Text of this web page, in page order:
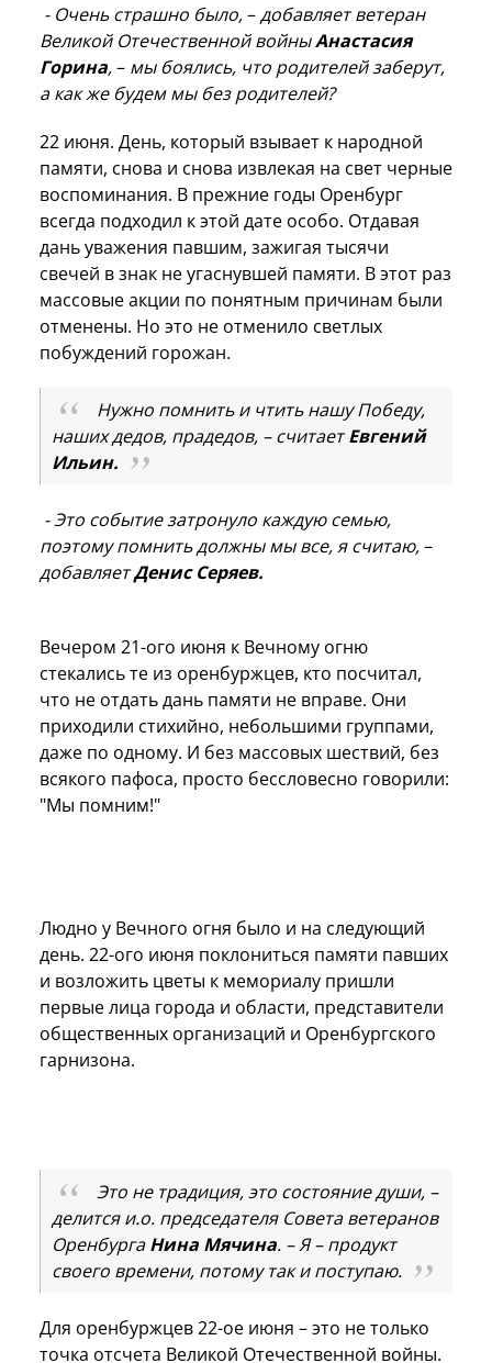
- Очень страшно было,–добавляет ветеран
Великой Отечественной войныАнастасия
Горина,– мы боялись, что родителей заберут,
а как же будем мы без родителей?
22 июня. День, который взывает к народной
памяти, снова и снова извлекая на свет черные
воспоминания. В прежние годы Оренбург
всегда подходил к этой дате особо. Отдавая
дань уважения павшим, зажигая тысячи
свечей в знак не угаснувшей памяти. В этот раз
массовые акции по понятным причинам были
отменены. Но это не отменило светлых
побуждений горожан.
Нужно помнить и чтить нашу Победу,
наших дедов, прадедов, –считаетЕвгений
Ильин.
-Это событие затронуло каждую семью,
поэтому помнить должны мы все, я считаю,–
добавляетДенис Серяев.
Вечером 21-ого июня к Вечному огню
стекались те из оренбуржцев, кто посчитал,
что не отдать дань памяти не вправе. Они
приходили стихийно, небольшими группами,
даже по одному. И без массовых шествий, без
всякого пафоса, просто бессловесно говорили:
"Мы помним!"
Людно у Вечного огня было и на следующий
день. 22-ого июня поклониться памяти павших
и возложить цветы к мемориалу пришли
первые лица города и области, представители
общественных организаций и Оренбургского
гарнизона.
Это не традиция, это состояние души, –
делится и.о. председателя Совета ветеранов
ОренбургаНина Мячина. – Я – продукт
своего времени, потому так и поступаю.
Для оренбуржцев 22-ое июня – это не только
точка отсчета Великой Отечественной войны.